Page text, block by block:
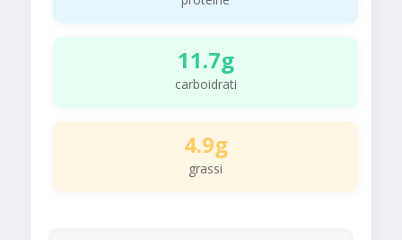
11.7g
carboidrati
4.9g
grassi